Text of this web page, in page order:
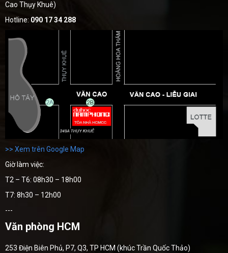
Cao Thụy Khuê)
Hotline: 090 17 34 288
>> Xem trên Google Map
Giờ làm việc:
T2 – T6: 08h30 – 18h00
T7: 8h30 – 12h00
---
Văn phòng HCM
253 Điện Biên Phủ, P7, Q3, TP HCM (khúc Trần Quốc Thảo)